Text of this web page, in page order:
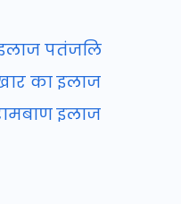
पतंजलि
का इलाज
इलाज